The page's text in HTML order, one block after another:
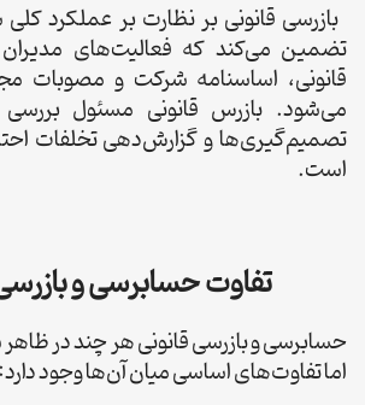
بازرسی قانونی بر نظارت بر عملکرد
تضمین می‌کند که فعالیت‌های مدیران
قانونی، اساسنامه شرکت و مصوبات
می‌شود. بازرس قانونی مسئول بررسی
تصمیم‌گیری‌ها و گزارش‌دهی تخلفات
است.
تفاوت حسابرسی و
حسابرسی و بازرسی قانونی هر چند در
اما تفاوت‌های اساسی میان آن‌ها وجود دارد: